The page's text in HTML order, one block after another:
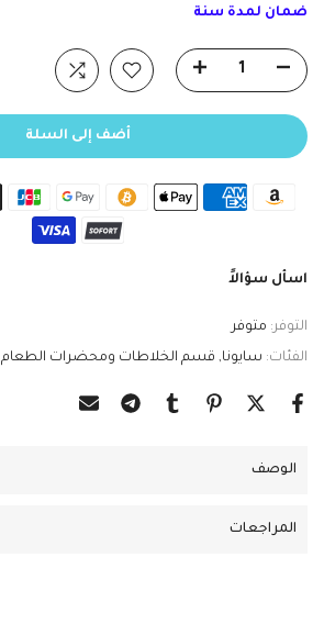
ضمان لمدة سنة
أضف إلى السلة
اسأل سؤالاً
التوفر: متوفر
الفئات: سايونا قسم الخلاطات ومحضرات الطعام
الوصف
المراجعات